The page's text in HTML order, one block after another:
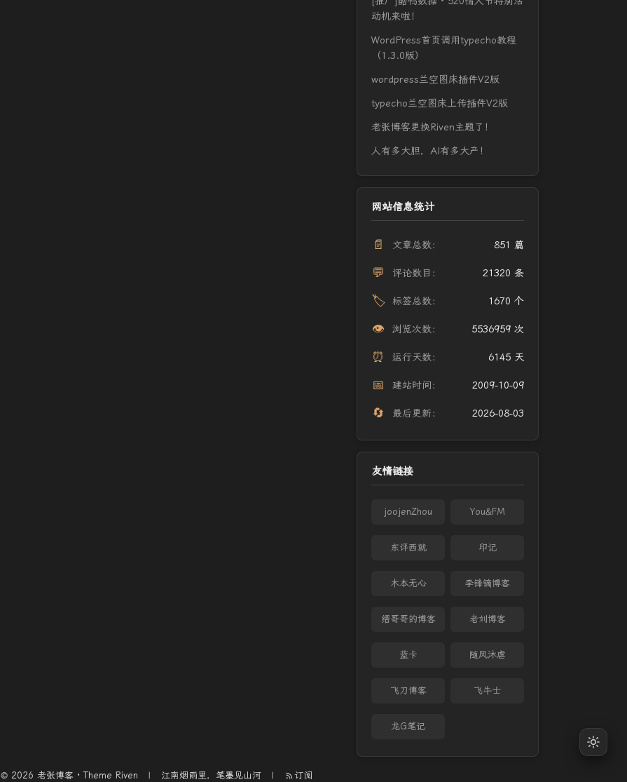
动机来啦！
WordPress首页调用typecho教程
（1.3.0版）
wordpress兰空图床插件V2版
typecho兰空图床上传插件V2版
老张博客更换Riven主题了！
人有多大胆，AI有多大产！
网站信息统计
📄 文章总数： 851 篇
💬 评论数目： 21320 条
🏷️ 标签总数： 1670 个
👁️ 浏览次数： 5536959 次
⏰ 运行天数： 6145 天
📅 建站时间： 2009-10-09
🔄 最后更新： 2026-08-03
友情链接
joojenZhou You&FM
东评西就 印记
木本无心 李锋镝博客
缙哥哥的博客 老刘博客
蓝卡 随风沐虐
飞刀博客 飞牛士
龙G笔记
© 2026 老张博客 · Theme Riven 江南烟雨里，笔墨见山河 订阅